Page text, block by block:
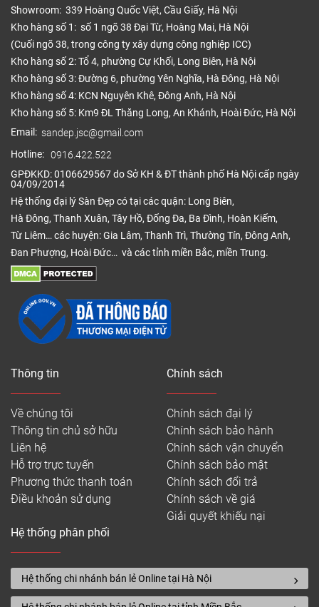
Showroom: 339 Hoàng Quốc Việt, Cầu Giấy, Hà Nội
Kho hàng số 1: số 1 ngõ 38 Đại Từ, Hoàng Mai, Hà Nội
(Cuối ngõ 38, trong công ty xây dựng công nghiệp ICC)
Kho hàng số 2: Tổ 4, phường Cự Khối, Long Biên, Hà Nội
Kho hàng số 3: Đường 6, phường Yên Nghĩa, Hà Đông, Hà Nội
Kho hàng số 4: KCN Nguyên Khê, Đông Anh, Hà Nội
Kho hàng số 5: Km9 ĐL Thăng Long, An Khánh, Hoài Đức, Hà Nội
Email: sandep.jsc@gmail.com
Hotline: 0916.422.522
GPĐKKD: 0106629567 do Sở KH & ĐT thành phố Hà Nội cấp ngày
04/09/2014
Hệ thống đại lý Sàn Đẹp có tại các quận: Long Biên,
Hà Đông, Thanh Xuân, Tây Hồ, Đống Đa, Ba Đình, Hoàn Kiếm,
Từ Liêm… các huyện: Gia Lâm, Thanh Trì, Thường Tín, Đông Anh,
Đan Phượng, Hoài Đức… và các tỉnh miền Bắc, miền Trung.
Thông tin
Về chúng tôi
Thông tin chủ sở hữu
Liên hệ
Hỗ trợ trực tuyến
Phương thức thanh toán
Điều khoản sử dụng
Chính sách
Chính sách đại lý
Chính sách bảo hành
Chính sách vận chuyển
Chính sách bảo mật
Chính sách đổi trả
Chính sách về giá
Giải quyết khiếu nại
Hệ thống phân phối
Hệ thống chi nhánh bán lẻ Online tại Hà Nội